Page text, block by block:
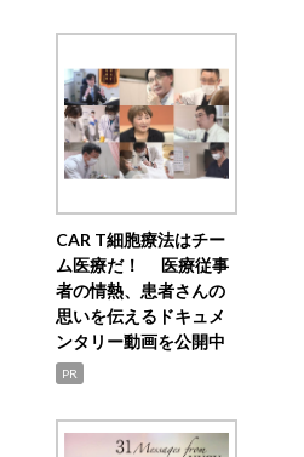
CAR T細胞療法はチー
ム医療だ！ 医療従事
者の情熱、患者さんの
思いを伝えるドキュメ
ンタリー動画を公開中
PR